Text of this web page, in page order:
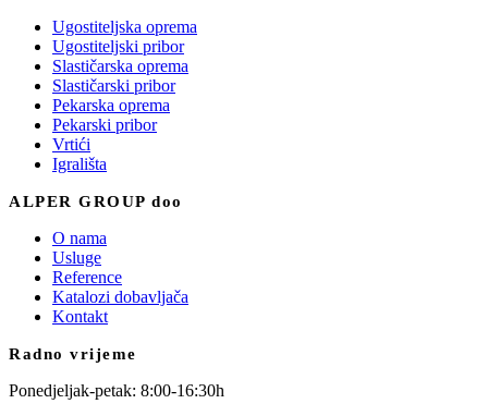
Ugostiteljska oprema
Ugostiteljski pribor
Slastičarska oprema
Slastičarski pribor
Pekarska oprema
Pekarski pribor
Vrtići
Igrališta
ALPER GROUP doo
O nama
Usluge
Reference
Katalozi dobavljača
Kontakt
Radno vrijeme
Ponedjeljak-petak: 8:00-16:30h